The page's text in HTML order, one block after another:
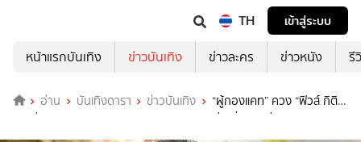
TH
เข้าสู่ระบบ
หน้าแรกบันเทิง
ข่าวบันเทิง ข่าวละคร ข่าวหนัง รี
อ่าน บันเทิงดารา ข่าวบันเทิง
“ผู้กองแคท” ควง “ฟิวส์ กิติ
กร” ร่วมงานกาชาด สวนลุมฯ 2568 แบบอบอุ่น อิ่มบุญเว่อ